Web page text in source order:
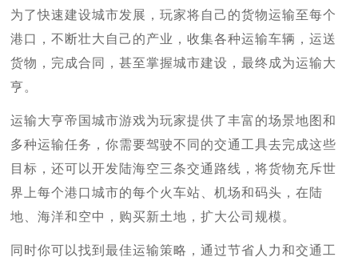
为了快速建设城市发展，玩家将自己的货物运输至每个
港口，不断壮大自己的产业，收集各种运输车辆，运送
货物，完成合同，甚至掌握城市建设，最终成为运输大
亨。
运输大亨帝国城市游戏为玩家提供了丰富的场景地图和
多种运输任务，你需要驾驶不同的交通工具去完成这些
目标，还可以开发陆海空三条交通路线，将货物充斥世
界上每个港口城市的每个火车站、机场和码头，在陆
地、海洋和空中，购买新土地，扩大公司规模。
同时你可以找到最佳运输策略，通过节省人力和交通工